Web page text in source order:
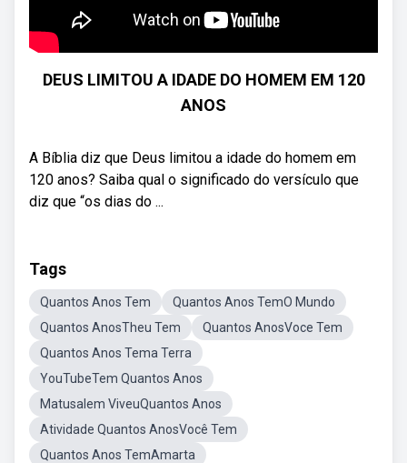
DEUS LIMITOU A IDADE DO HOMEM EM 120
ANOS
A Bíblia diz que Deus limitou a idade do homem em
120 anos? Saiba qual o significado do versículo que
diz que “os dias do ...
Tags
Quantos Anos Tem
Quantos Anos TemO Mundo
Quantos AnosTheu Tem
Quantos AnosVoce Tem
Quantos Anos Tema Terra
YouTubeTem Quantos Anos
Matusalem ViveuQuantos Anos
Atividade Quantos AnosVocê Tem
Quantos Anos TemAmarta